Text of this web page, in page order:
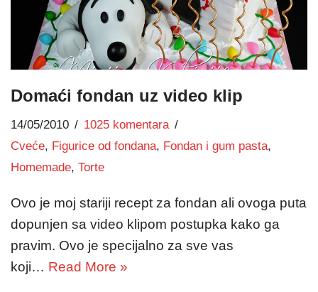
Domaći fondan uz video klip
14/05/2010
1025 komentara
Cveće, Figurice od fondana, Fondan i gum pasta,
Homemade, Torte
Ovo je moj stariji recept za fondan ali ovoga puta
dopunjen sa video klipom postupka kako ga
pravim. Ovo je specijalno za sve vas
koji… Read More »